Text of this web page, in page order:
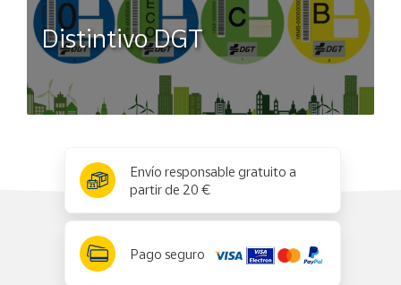
Distintivo DGT
Envío responsable gratuito a
partir de 20 €
Pago seguro